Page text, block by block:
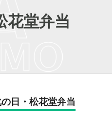
花堂弁当
日・松花堂弁当